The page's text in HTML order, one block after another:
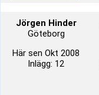
Jörgen Hinder
Göteborg
Här sen Okt 2008
Inlägg: 12